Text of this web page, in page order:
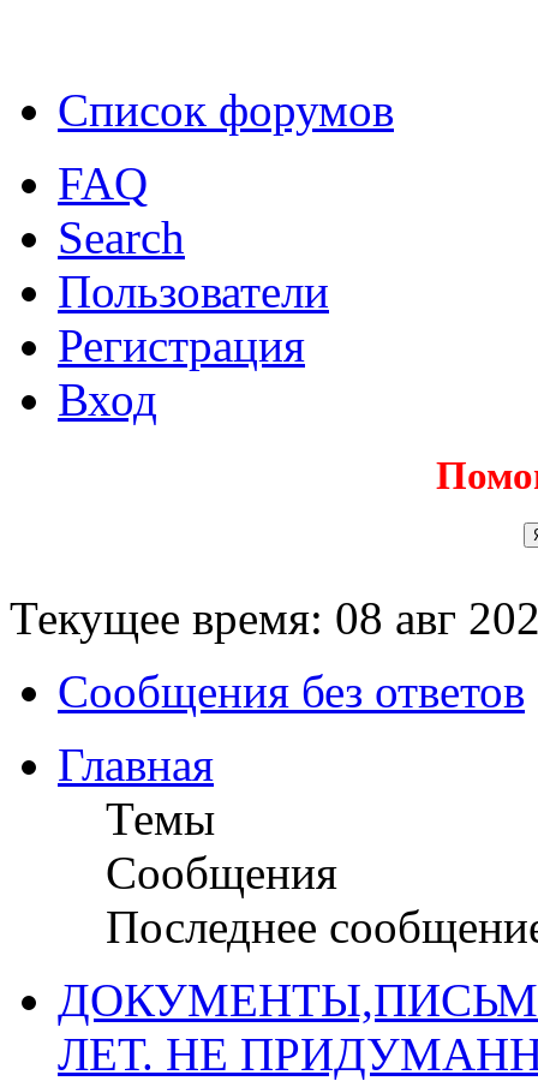
Список форумов
FAQ
Search
Пользователи
Регистрация
Вход
Текущее время: 08 авг
Сообщения без ответов
Главная
Темы
Сообщения
Последнее
ЛЕТ. НЕ